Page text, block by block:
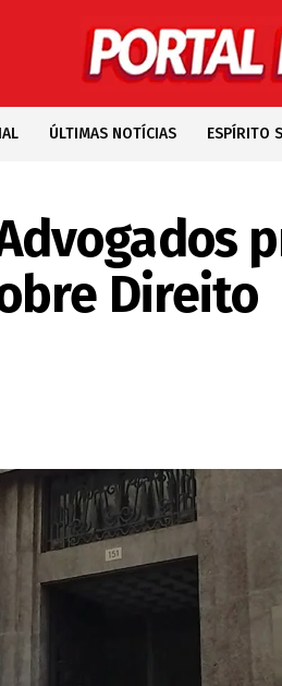
ÚLTIMAS NOTÍCIAS ESPÍRITO
Direito